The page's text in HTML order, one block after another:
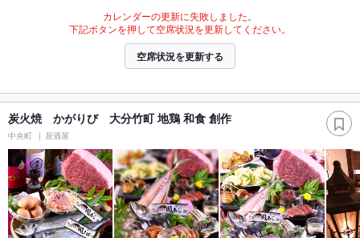
カレンダーの更新に失敗しました。
下記ボタンを押して空席状況を更新してください。
空席状況を更新する
炭火焼 かがりび 大分竹町 地鶏 和食 創作
中央町 居酒屋